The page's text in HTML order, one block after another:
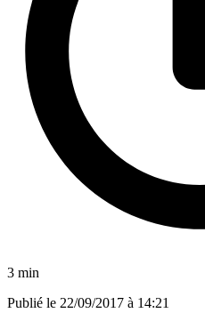
3 min
Publié le 22/09/2017 à 14:21